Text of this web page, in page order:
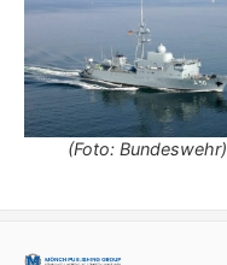
(Foto: Bundeswehr)